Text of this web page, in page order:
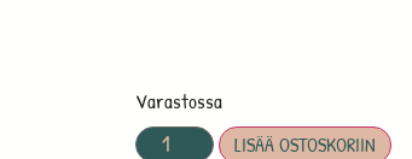
Varastossa
LISÄÄ OSTOSKORIIN